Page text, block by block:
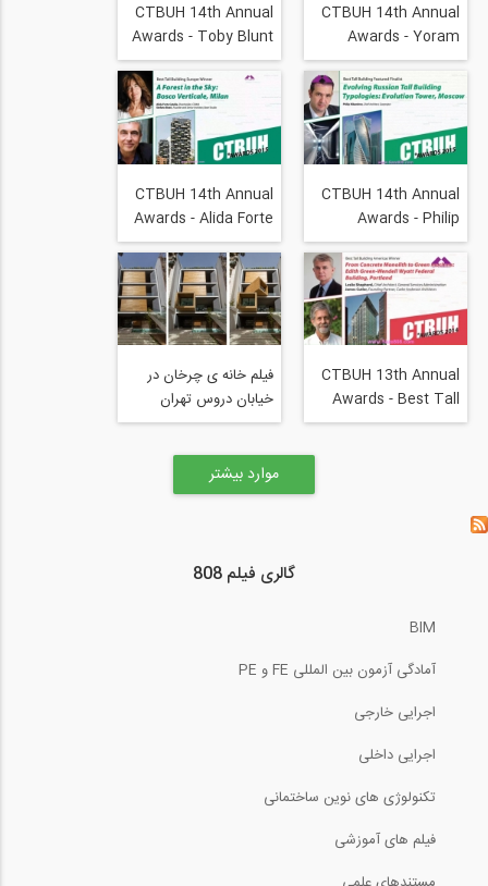
CTBUH 14th Annual
Awards - Yoram
Eilon & Kenneth
Lewis, One World
Trade Center A New
Icon for an Evolving
City
CTBUH 14th Annual
Awards - Toby Blunt
& Robert Halvorson,
Burj Mohammed Bin
Rashid, Abu Dhabi
CTBUH 14th Annual
Awards - Philip
Nikandrov, Evolution
Tower, Evolving
Russian Tall Building
Typologies- Evolution
Tower, Moscow
CTBUH 14th Annual
Awards - Alida Forte
Catella & Stefano
Boeri, Bosco
Verticale, Milan
CTBUH 13th Annual
Awards - Best Tall
Building Americas-
Green-Wendell Wyatt
فیلم خانه ی چرخان در
خیابان دروس تهران
موارد بیشتر
گالری فیلم 808
BIM
آمادگی آزمون بین المللی FE و PE
اجرایی خارجی
اجرایی داخلی
تکنولوژی های نوین ساختمانی
فیلم های آموزشی